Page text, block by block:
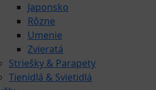
Japonsko
Rôzne
Umenie
Zvieratá
Striešky & Parapety
Tienidlá & Svietidlá